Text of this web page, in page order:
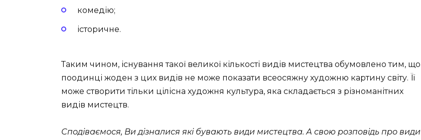
комедію;
історичне.
Таким чином, існування такої великої кількості видів мистецтва обумовлено тим, що
поодинці жоден з цих видів не може показати всеосяжну художню картину світу. Її
може створити тільки цілісна художня культура, яка складається з різноманітних
видів мистецтв.
Сподіваємося, Ви дізналися які бувають види мистецтва. А свою розповідь про види